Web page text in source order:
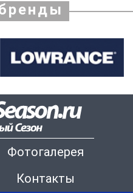
Фотогалерея
Контакты